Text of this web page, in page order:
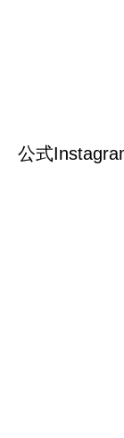
公式